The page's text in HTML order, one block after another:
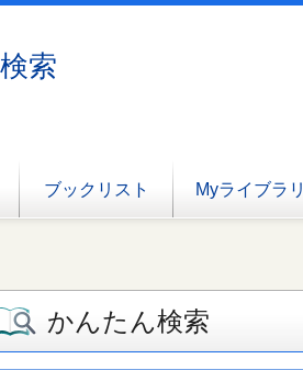
索
ブックリスト Myライブラリ
かんたん検索